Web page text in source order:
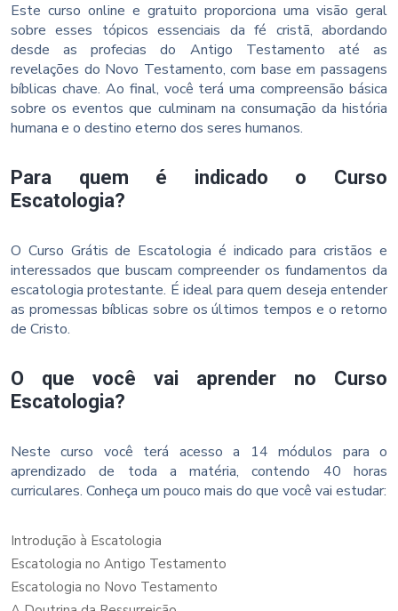
Este curso online e gratuito proporciona uma visão geral
sobre esses tópicos essenciais da fé cristã, abordando
desde as profecias do Antigo Testamento até as
revelações do Novo Testamento, com base em passagens
bíblicas chave. Ao final, você terá uma compreensão básica
sobre os eventos que culminam na consumação da história
humana e o destino eterno dos seres humanos.
Para quem é indicado o Curso
Escatologia?
O Curso Grátis de Escatologia é indicado para cristãos e
interessados que buscam compreender os fundamentos da
escatologia protestante. É ideal para quem deseja entender
as promessas bíblicas sobre os últimos tempos e o retorno
de Cristo.
O que você vai aprender no Curso
Escatologia?
Neste curso você terá acesso a 14 módulos para o
aprendizado de toda a matéria, contendo 40 horas
curriculares. Conheça um pouco mais do que você vai estudar:
Introdução à Escatologia
Escatologia no Antigo Testamento
Escatologia no Novo Testamento